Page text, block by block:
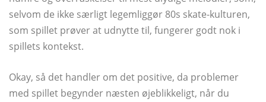
selvom de ikke særligt legemliggør 80s skate-kulturen,
som spillet prøver at udnytte til, fungerer godt nok i
spillets kontekst.
Okay, så det handler om det positive, da problemer
med spillet begynder næsten øjeblikkeligt, når du